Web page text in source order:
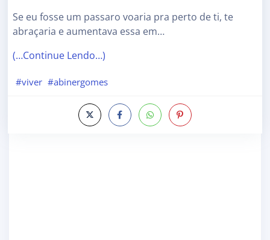
Se eu fosse um passaro voaria pra perto de ti, te
abraçaria e aumentava essa em…
(…Continue Lendo…)
#viver #abinergomes